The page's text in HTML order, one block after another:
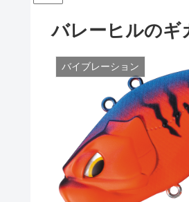
バレーヒルのギ
バイブレーション